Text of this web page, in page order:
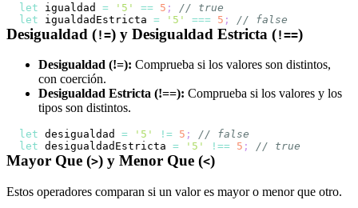
let igualdad = '5' == 5 ;
// true
let igualdadEstricta = '5' === 5 ; // false
Desigualdad (!=) y Desigualdad Estricta (!==)
Desigualdad (!=): Comprueba si los valores son distintos,
con coerción.
Desigualdad Estricta (!==): Comprueba si los valores y los
tipos son distintos.
let desigualdad = '5' != 5 ;
// false
let desigualdadEstricta = '5' !== 5 ; // true
Mayor Que (>) y Menor Que (<)
Estos operadores comparan si un valor es mayor o menor que otro.